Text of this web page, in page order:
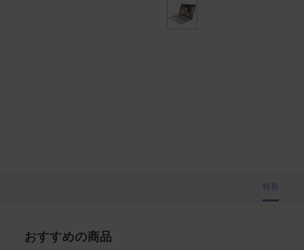
特長
おすすめの商品